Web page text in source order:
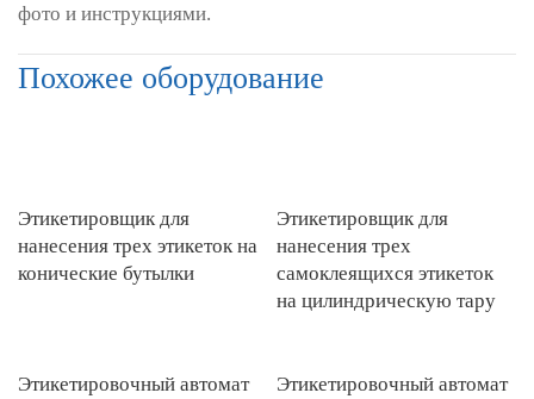
фото и инструкциями.
Похожее оборудование
Этикетировщик для
нанесения трех этикеток на
конические бутылки
Этикетировщик для
нанесения трех
самоклеящихся этикеток
на цилиндрическую тару
Этикетировочный автомат
Этикетировочный автомат